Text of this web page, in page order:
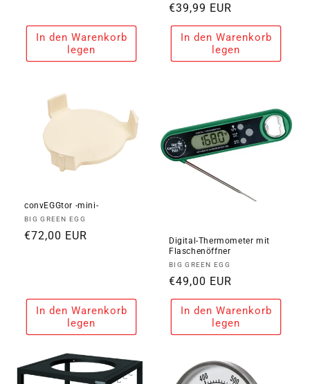
In den Warenkorb
legen
Normaler
Preis
€39,99 EUR
In den Warenkorb
legen
convEGGtor -mini-
Anbieter:
BIG GREEN EGG
Normaler
€72,00 EUR
In den Warenkorb
legen
Digital-Thermometer mit
Flaschenöffner
Anbieter:
BIG GREEN EGG
Normaler
Preis
€49,00 EUR
In den Warenkorb
legen